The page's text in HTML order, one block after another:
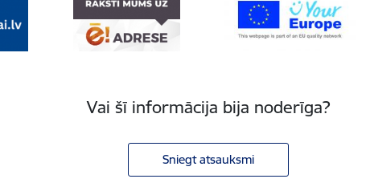
Vai šī informācija bija noderīga?
Sniegt atsauksmi